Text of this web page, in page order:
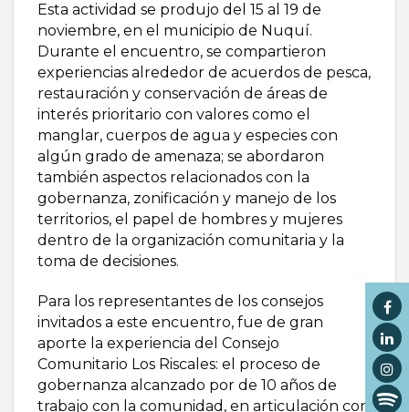
Esta actividad se produjo del 15 al 19 de
noviembre, en el municipio de Nuquí.
Durante el encuentro, se compartieron
experiencias alrededor de acuerdos de pesca,
restauración y conservación de áreas de
interés prioritario con valores como el
manglar, cuerpos de agua y especies con
algún grado de amenaza; se abordaron
también aspectos relacionados con la
gobernanza, zonificación y manejo de los
territorios, el papel de hombres y mujeres
dentro de la organización comunitaria y la
toma de decisiones.
Para los representantes de los consejos
invitados a este encuentro, fue de gran
aporte la experiencia del Consejo
Comunitario Los Riscales: el proceso de
gobernanza alcanzado por de 10 años de
trabajo con la comunidad, en articulación con